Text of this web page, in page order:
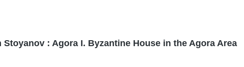
: Agora I. Byzantine House in the Agora Area